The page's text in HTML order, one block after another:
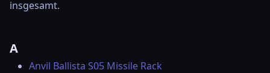
insgesamt.
A
Anvil Ballista S05 Missile Rack